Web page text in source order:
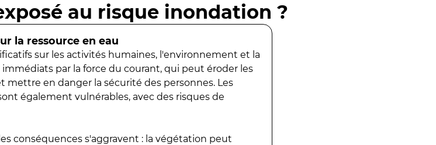
au risque inondation ?
la ressource en eau
sur les activités humaines, l'environnement et la
par la force du courant, qui peut éroder les
mettre en danger la sécurité des personnes. Les
également vulnérables, avec des risques de
conséquences s'aggravent : la végétation peut